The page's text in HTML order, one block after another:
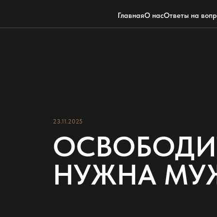
ГлавнаяО насОтветы на
23.11.2025
НУЖНА